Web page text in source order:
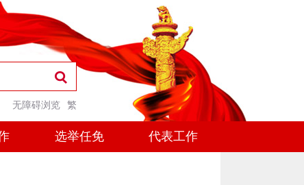
繁
无障碍浏览
选举任免 代表工作